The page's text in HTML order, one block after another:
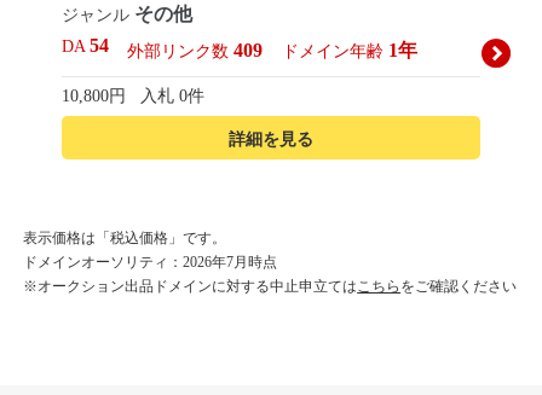
詳細を見る
ジャンル その他
DA54 外部リンク数 409 ドメイン年齢 1年
10,800円 入札 0件
korean-beautyshop.com
ジャンルその他
表示価格は「税込価格」です。
ドメインオーソリティ：2026年7月時点
※オークション出品ドメインに対する中止申立てはこちら をご確認ください